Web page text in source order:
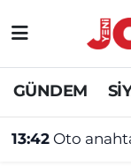
GÜNDEM
13:42 Oto anahtarcıda
GÜNDEM
SİYASET
Nöbetçi
Hava